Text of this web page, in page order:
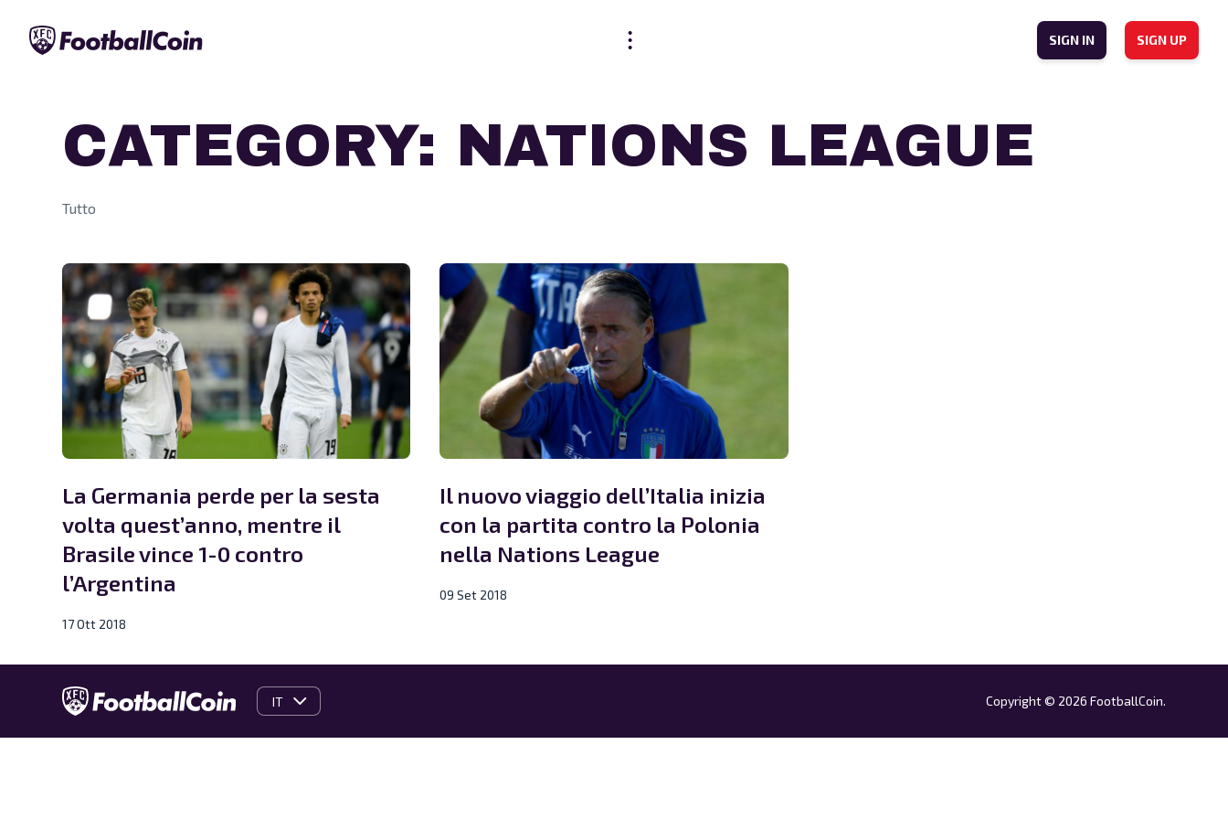
SIGN IN SIGN UP
CATEGORY: NATIONS LEAGUE
Tutto
La Germania perde per la sesta
volta quest’anno, mentre il
Brasile vince 1-0 contro
l’Argentina
17 Ott 2018
Il nuovo viaggio dell’Italia inizia
con la partita contro la Polonia
nella Nations League
09 Set 2018
IT Copyright © 2026 FootballCoin.